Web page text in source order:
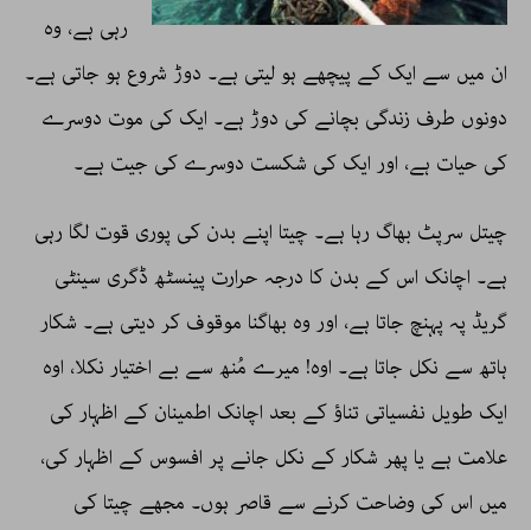
رہی ہے، وہ
ان میں سے ایک کے پیچھے ہو لیتی ہے۔ دوڑ شروع ہو جاتی ہے۔
دونوں طرف زندگی بچانے کی دوڑ ہے۔ ایک کی موت دوسرے
کی حیات ہے، اور ایک کی شکست دوسرے کی جیت ہے۔
چیتل سرپٹ بھاگ رہا ہے۔ چیتا اپنے بدن کی پوری قوت لگا رہی
ہے۔ اچانک اس کے بدن کا درجہ حرارت پینسٹھ ڈگری سینٹی
گریڈ پہ پہنچ جاتا ہے، اور وہ بھاگنا موقوف کر دیتی ہے۔ شکار
ہاتھ سے نکل جاتا ہے۔ اوہ! میرے مُنھ سے بے اختیار نکلا، اوہ
ایک طویل نفسیاتی تناؤ کے بعد اچانک اطمینان کے اظہار کی
علامت ہے یا پھر شکار کے نکل جانے پر افسوس کے اظہار کی،
میں اس کی وضاحت کرنے سے قاصر ہوں۔ مجھے چیتا کی